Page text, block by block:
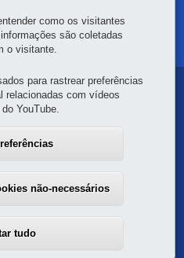
DIGITAL
como os visitantes
são coletadas
o visitante.
para rastrear preferências
relacionadas com vídeos
YouTube.
não-necessários
tudo